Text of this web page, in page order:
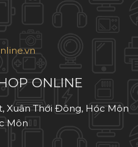
ONLINE
Xuân Thới Đông, Hóc Môn
Môn